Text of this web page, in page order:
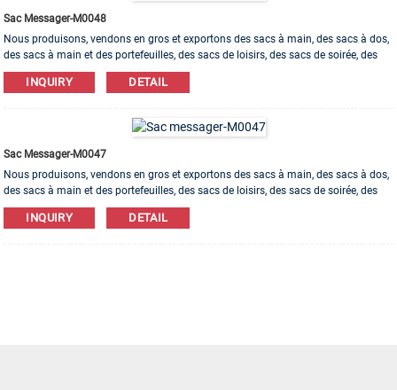
Sac Messager-M0048
Nous produisons, vendons en gros et exportons des sacs à main, des sacs à dos,
des sacs à main et des portefeuilles, des sacs de loisirs, des sacs de soirée, des
trousses de maquillage, des sacs pour bracelets, etc. Des matériaux en cuir, PU, ​​
toile, nylon, coton sont disponibles. L'ordre d'OEM et d'ODM est bienvenu!
INQUIRY DETAIL
Sac Messager-M0047
Nous produisons, vendons en gros et exportons des sacs à main, des sacs à dos,
des sacs à main et des portefeuilles, des sacs de loisirs, des sacs de soirée, des
trousses de maquillage, des sacs pour bracelets, etc. Des matériaux en cuir, PU, ​​
toile, nylon, coton sont disponibles. L'ordre d'OEM et d'ODM est bienvenu!
INQUIRY DETAIL